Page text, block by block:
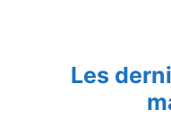
Les